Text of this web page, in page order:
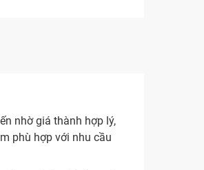
nhờ giá thành hợp lý,
phù hợp với nhu cầu